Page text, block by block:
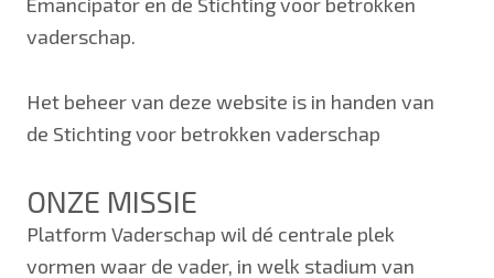
vaderschap.
Het beheer van deze website is in handen van
de Stichting voor betrokken vaderschap
ONZE MISSIE
Platform Vaderschap wil dé centrale plek
vormen waar de vader, in welk stadium van